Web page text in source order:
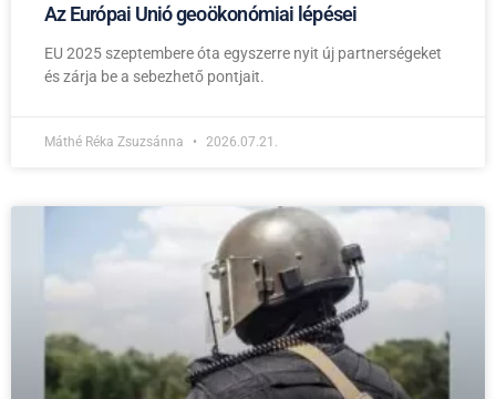
Az Európai Unió geoökonómiai lépései
EU 2025 szeptembere óta egyszerre nyit új partnerségeket
és zárja be a sebezhető pontjait.
Máthé Réka Zsuzsánna 2026.07.21.